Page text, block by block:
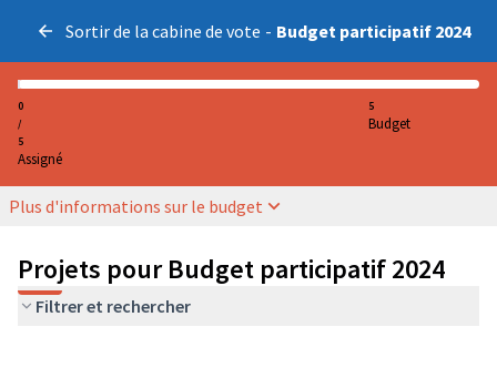
Sortir de la cabine de vote - Budget participatif 2024
0
/
5
Assigné
5
Budget
Plus d'informations sur le budget
Projets pour Budget participatif 2024
Filtrer et rechercher